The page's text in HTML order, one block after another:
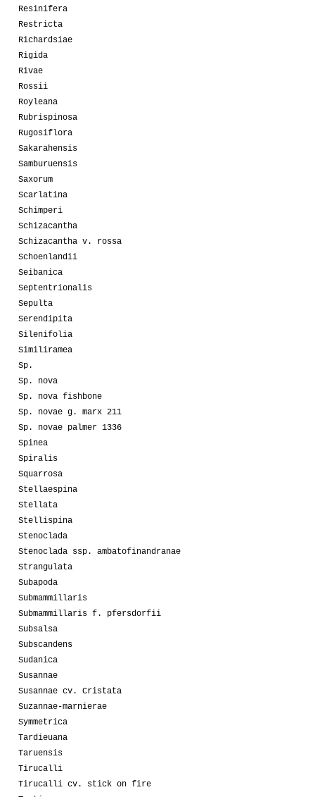
Resinifera
Restricta
Richardsiae
Rigida
Rivae
Rossii
Royleana
Rubrispinosa
Rugosiflora
Sakarahensis
Samburuensis
Saxorum
Scarlatina
Schimperi
Schizacantha
Schizacantha v. rossa
Schoenlandii
Seibanica
Septentrionalis
Sepulta
Serendipita
Silenifolia
Similiramea
Sp.
Sp. nova
Sp. nova fishbone
Sp. novae g. marx 211
Sp. novae palmer 1336
Spinea
Spiralis
Squarrosa
Stellaespina
Stellata
Stellispina
Stenoclada
Stenoclada ssp. ambatofinandranae
Strangulata
Subapoda
Submammillaris
Submammillaris f. pfersdorfii
Subsalsa
Subscandens
Sudanica
Susannae
Susannae cv. Cristata
Suzannae-marnierae
Symmetrica
Tardieuana
Taruensis
Tirucalli
Tirucalli cv. stick on fire